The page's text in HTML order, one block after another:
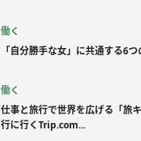
働く
「自分勝手な女」に共通する6
働く
仕事と旅行で世界を広げる「旅
行に行くTrip.com...